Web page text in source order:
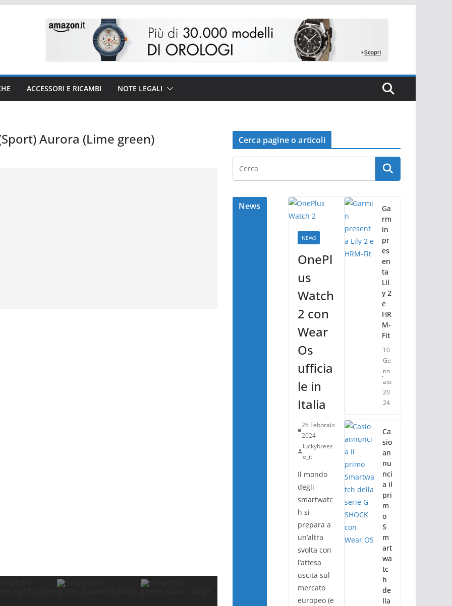
ACCESSORI E RICAMBI NOTE LEGALI
Aurora (Lime green) Cerca pagine o articoli
News
NEWS
OnePl
us
Watch
2 con
Wear
Os
ufficia
le in
Italia
26 Febbraio
2024
luckybreez
e_it
Il mondo
degli
smartwatc
h si
prepara a
un’altra
svolta con
l’attesa
uscita sul
mercato
europeo (e
Ga
rm
in
pr
es
en
ta
Lil
y 2
e
HR
M-
Fit
10
Ge
nn
aio
20
24
Ca
sio
an
nu
nci
a il
pri
m
o
S
m
art
wa
tc
h
de
lla